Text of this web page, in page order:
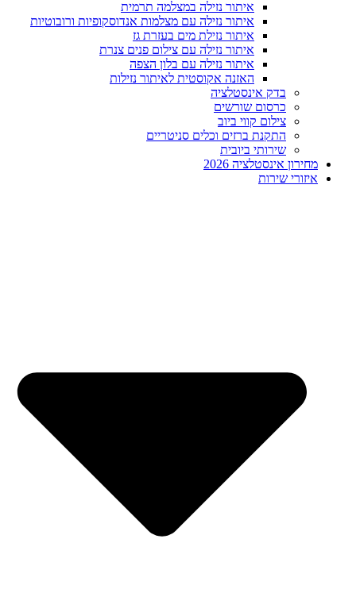
איתור נזילה במצלמה תרמית
איתור נזילה עם מצלמות אנדוסקופיות ורובוטיות
איתור נזילת מים בעזרת גז
איתור נזילה עם צילום פנים צנרת
איתור נזילה עם בלון הצפה
האזנה אקוסטית לאיתור נזילות
בדק אינסטלציה
כרסום שורשים
צילום קווי ביוב
התקנת ברזים וכלים סניטריים
שירותי ביובית
מחירון אינסטלציה 2026
איזורי שירות